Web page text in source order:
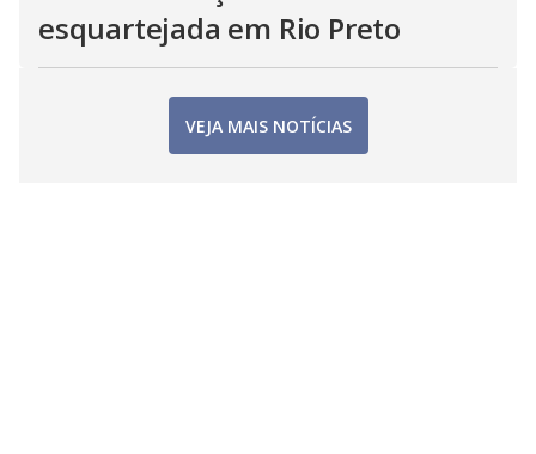
esquartejada em Rio Preto
VEJA MAIS NOTÍCIAS